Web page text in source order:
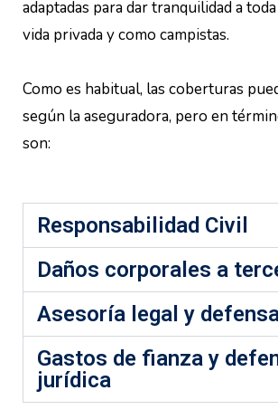
adaptadas para dar tranquilidad a
vida privada y como campistas.
Como es habitual, las coberturas
según la aseguradora, pero en
son:
Responsabilidad Civil
Daños corporales a
Asesoría legal y
Gastos de fianza y
jurídica